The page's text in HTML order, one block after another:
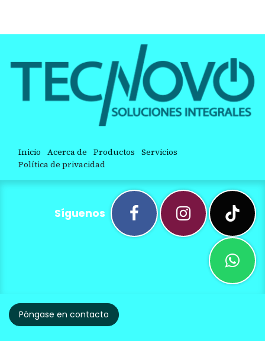
Inicio Acerca de Productos Servicios
Política de privacidad
Síguenos
Póngase en contacto